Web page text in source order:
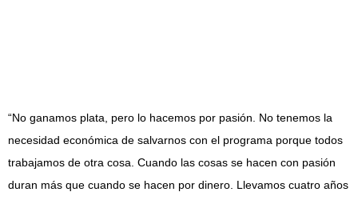
“No ganamos plata, pero lo hacemos por pasión. No tenemos la
necesidad económica de salvarnos con el programa porque todos
trabajamos de otra cosa. Cuando las cosas se hacen con pasión
duran más que cuando se hacen por dinero. Llevamos cuatro años